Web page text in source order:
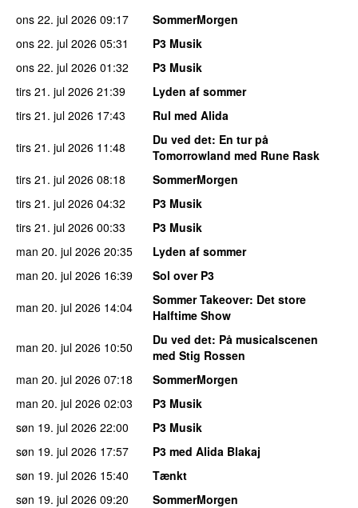
ons 22. jul 2026 09:17
SommerMorgen
ons 22. jul 2026 05:31
P3 Musik
ons 22. jul 2026 01:32
P3 Musik
tirs 21. jul 2026 21:39
Lyden af sommer
tirs 21. jul 2026 17:43
Rul med Alida
tirs 21. jul 2026 11:48 Du ved det: En tur på
Tomorrowland med Rune Rask
tirs 21. jul 2026 08:18
SommerMorgen
tirs 21. jul 2026 04:32
P3 Musik
tirs 21. jul 2026 00:33
P3 Musik
man 20. jul 2026 20:35
Lyden af sommer
man 20. jul 2026 16:39
Sol over P3
man 20. jul 2026 14:04 Sommer Takeover: Det store
Halftime Show
man 20. jul 2026 10:50 Du ved det: På musicalscenen
med Stig Rossen
man 20. jul 2026 07:18
SommerMorgen
man 20. jul 2026 02:03
P3 Musik
søn 19. jul 2026 22:00
P3 Musik
søn 19. jul 2026 17:57
P3 med Alida Blakaj
søn 19. jul 2026 15:40
Tænkt
søn 19. jul 2026 09:20
SommerMorgen